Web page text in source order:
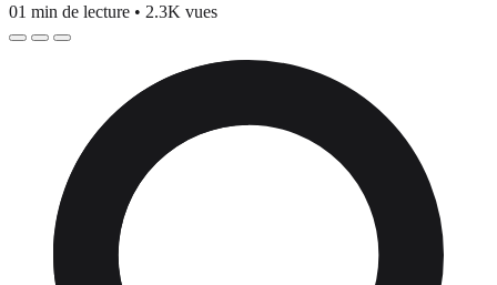
01 min de lecture • 2.3K vues